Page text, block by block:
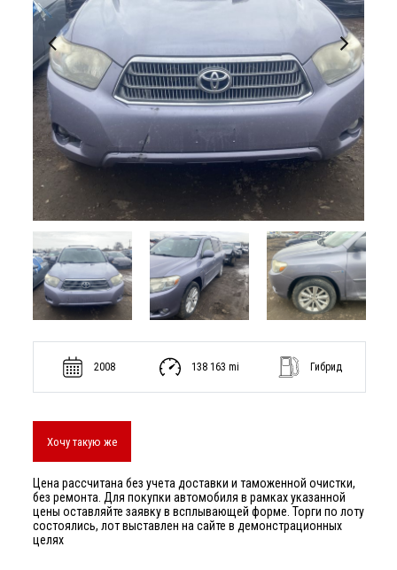
2008 138 163 mi Гибрид
Хочу такую же
Цена рассчитана без учета доставки и таможенной очистки,
без ремонта. Для покупки автомобиля в рамках указанной
цены оставляйте заявку в всплывающей форме. Торги по лоту
состоялись, лот выставлен на сайте в демонстрационных
целях